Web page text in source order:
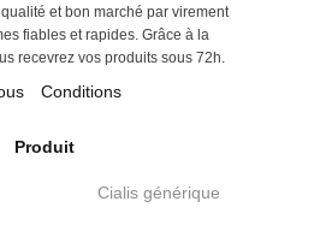
et bon marché par virement
fiables et rapides. Grâce à la
recevrez vos produits sous 72h.
Conditions
Produit
Cialis générique